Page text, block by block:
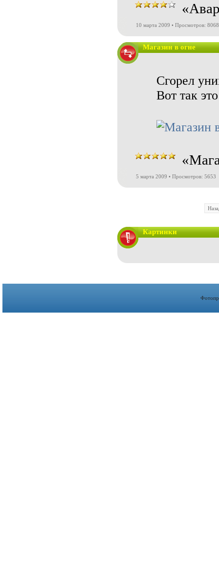
10 марта 2009 • Просмотров: 8068
Магазин в огне
Сгорел
Вот так
5 марта 2009 • Просмотров: 5653
Картинки